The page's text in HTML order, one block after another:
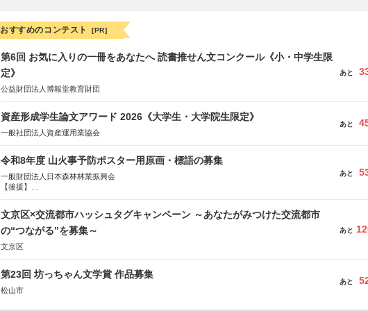
おすすめのコンテスト [PR]
第6回 お気に入りの一冊をあなたへ 読書推せん文コンクール《小・中学生限
定》
公益財団法人博報堂教育財団
あと
資産形成学生論文アワード 2026《大学生・大学院生限定》
一般社団法人資産運用業協会
あと
令和8年度 山火事予防ポスター用原画・標語の募集
一般財団法人日本森林林業振興会
【後援】
あと
文京区×交流都市ハッシュタグキャンペーン ～あなたがみつけた交流都市
の“つながる”を募集～
文京区
あと
第23回 坊っちゃん文学賞 作品募集
松山市
あと